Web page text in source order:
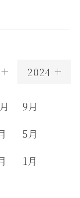
2024
9月
5月
1月